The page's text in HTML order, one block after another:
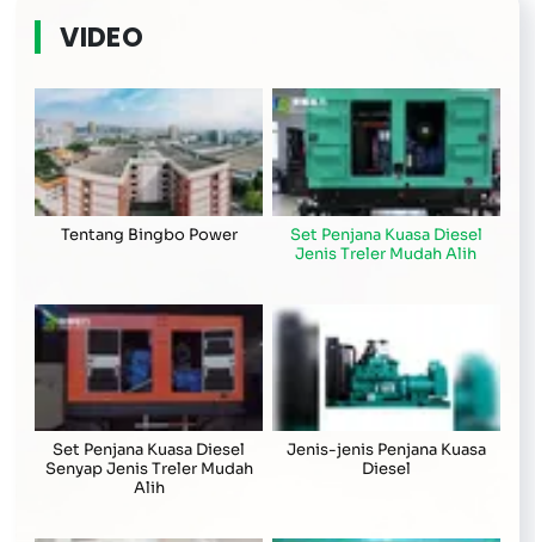
VIDEO
Tentang Bingbo Power
Set Penjana Kuasa Diesel
Jenis Treler Mudah Alih
Set Penjana Kuasa Diesel
Senyap Jenis Treler Mudah
Alih
Jenis-jenis Penjana Kuasa
Diesel